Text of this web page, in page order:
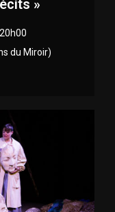
»
du Miroir)